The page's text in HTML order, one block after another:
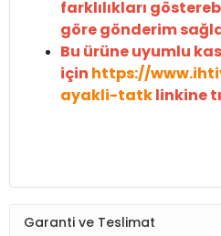
farklılıkları
göre gönderim
Bu ürüne uyumlu
için https://
ayakli-tatklinkine
Garanti ve Teslimat